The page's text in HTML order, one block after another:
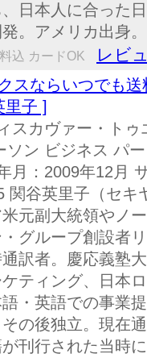
日本人に合った
。アメリカ出身
込 カードOK レビ
クスならいつでも
里子 ]
スカヴァー・ト
ソン ビジネス パ
月：2009年12月
関谷英里子（セ
元副大統領やノ
グループ創設者
訳者。慶応義塾
ティング、日本
語・英語での事業
の後独立。現在
が刊行された当時